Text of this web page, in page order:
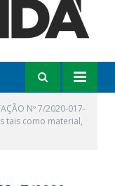
Nº 7/2020-017-
tais como material,